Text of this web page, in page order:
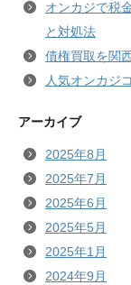
オンカジで税
と対処法
債権買取を関
人気オンカジ
アーカイブ
2025年8月
2025年7月
2025年6月
2025年5月
2025年1月
2024年9月